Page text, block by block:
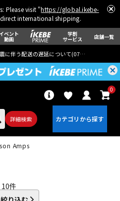
Please visit "https://global.ikebe-
international shipping.
ベント
動画
学割
サービス 店舗一覧
に伴う配送の遅延について(07月29日
詳細検索
0
Amps
10件